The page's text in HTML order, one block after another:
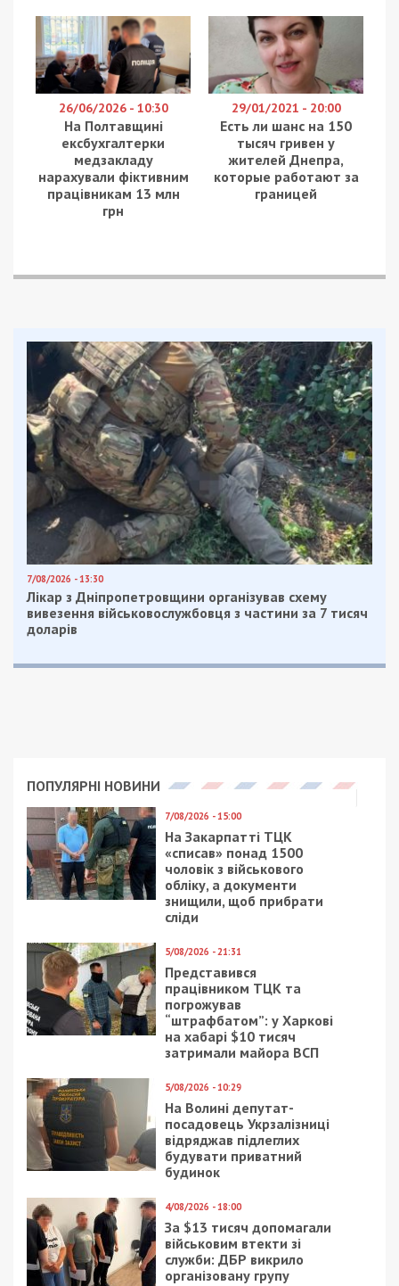
26/06/2026 - 10:30
На Полтавщині
ексбухгалтерки
медзакладу
нарахували фіктивним
працівникам 13 млн
грн
29/01/2021 - 20:00
Есть ли шанс на 150
тысяч гривен у
жителей Днепра,
которые работают за
границей
7/08/2026 - 13:30
Лікар з Дніпропетровщини організував схему
вивезення військовослужбовця з частини за 7 тисяч
доларів
ПОПУЛЯРНІ НОВИНИ
7/08/2026 - 15:00
На Закарпатті ТЦК
«списав» понад 1500
чоловік з військового
обліку, а документи
знищили, щоб прибрати
сліди
5/08/2026 - 21:31
Представився
працівником ТЦК та
погрожував
“штрафбатом”: у Харкові
на хабарі $10 тисяч
затримали майора ВСП
5/08/2026 - 10:29
На Волині депутат-
посадовець Укрзалізниці
відряджав підлеглих
будувати приватний
будинок
4/08/2026 - 18:00
За $13 тисяч допомагали
військовим втекти зі
служби: ДБР викрило
організовану групу